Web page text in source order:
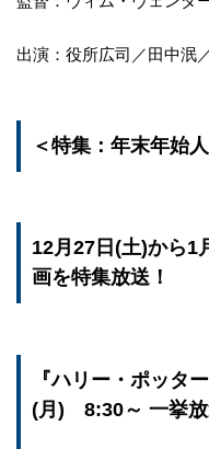
出演：役所広司／田中泯
＜特集：年末年始
12月27日(土)から1
画を特集放送！
『ハリー・ポッタ
(月) 8:30～ 一挙放